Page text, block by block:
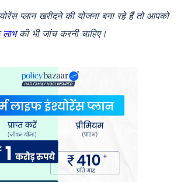
प्लान खरीदने की योजना बना रहे हैं तो आपको
लाभकी भी जांच करनी चाहिए।